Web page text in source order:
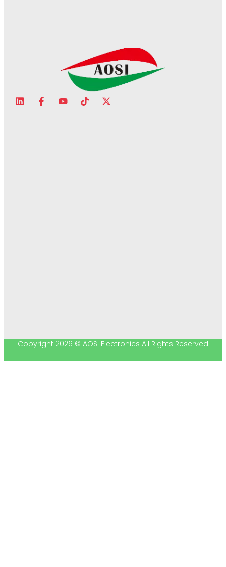
Copyright 2026 © AOSI Electronics All Rights Reserved